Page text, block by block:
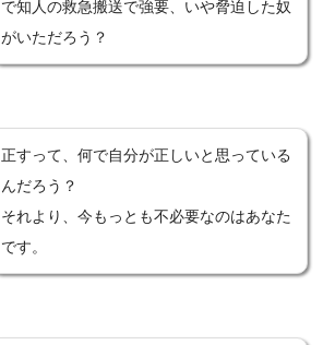
で知人の救急搬送で強要、いや脅迫した奴
がいただろう？
正すって、何で自分が正しいと思っている
んだろう？
それより、今もっとも不必要なのはあなた
です。